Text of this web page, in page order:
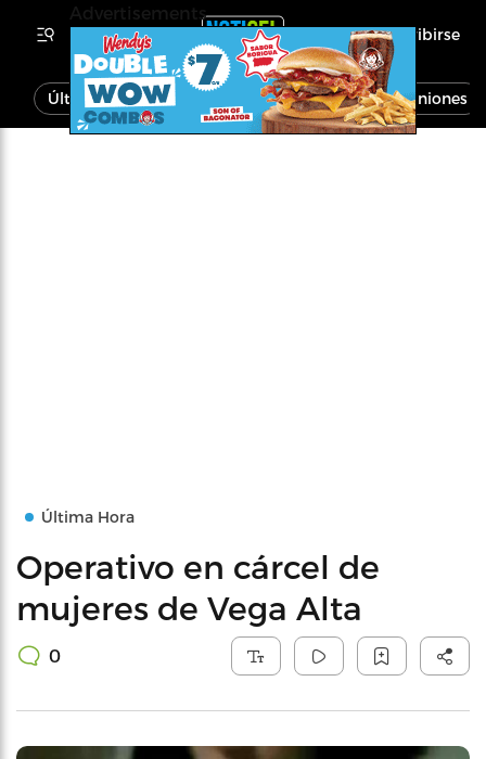
Inscribirse
Última Hora Noticias Economía Opiniones
Última Hora
Operativo en cárcel de
mujeres de Vega Alta
0
Advertisements